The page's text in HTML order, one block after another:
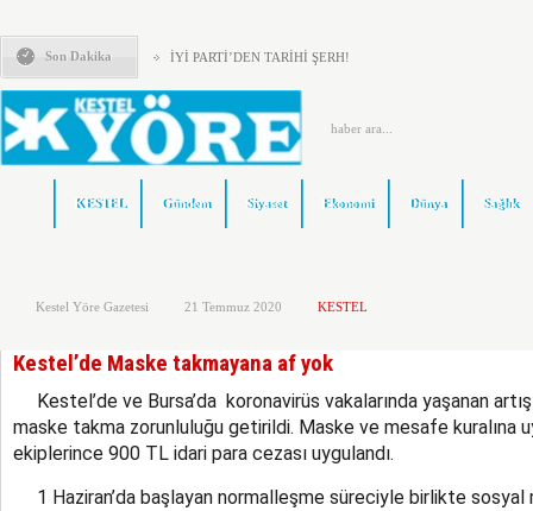
Son Dakika
İYİ PARTİ’DEN TARİHİ ŞERH!
KESTEL ADD’DEN KAYMAKAM ZEYREK’E ZİYARET
KESTEL ÇİLEKSPOR DA MEHMET ÇALIK BAŞKAN
Kestel’de Eğitim Caddesi baştan sona yenilendi
ÖNCE KAFA YAPISI DEĞİŞMELİ..!
KESTEL Gündem Siyaset Ekonomi Dünya Sağlık
Kestel Yöre Gazetesi 21 Temmuz 2020 KESTEL
Kestel’de Maske takmayana af yok
Kestel’de ve Bursa’da koronavirüs vakalarında yaşanan
maske takma zorunluluğu getirildi. Maske ve mesafe kuralına
ekiplerince 900 TL idari para cezası uygulandı.
1 Haziran’da başlayan normalleşme süreciyle birlikte